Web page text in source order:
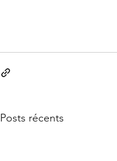
Posts récents